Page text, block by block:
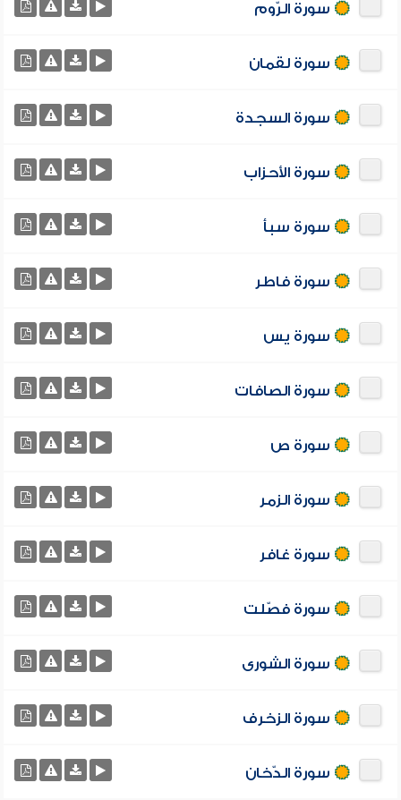
سورة الرّوم
سورة لقمان
سورة السجدة
سورة الأحزاب
سورة سبأ
سورة فاطر
سورة يس
سورة الصافات
سورة ص
سورة الزمر
سورة غافر
سورة فصّلت
سورة الشورى
سورة الزخرف
سورة الدّخان